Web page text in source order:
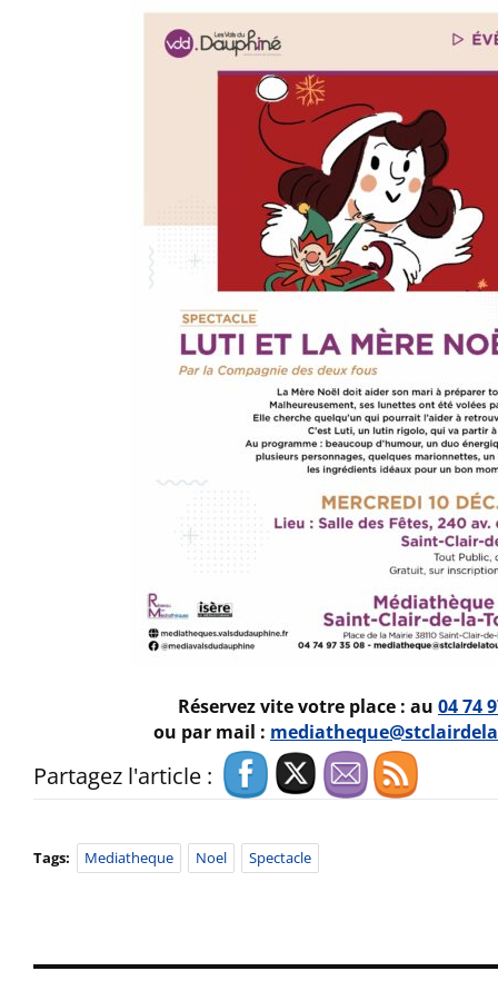
Réservez vite votre place : au 04 74
ou par mail :
Partagez l'article :
Tags: Mediatheque Noel Spectacle